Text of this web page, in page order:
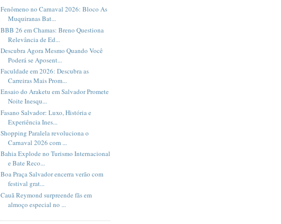
Fenômeno no Carnaval 2026: Bloco As
Muquiranas Bat...
BBB 26 em Chamas: Breno Questiona
Relevância de Ed...
Descubra Agora Mesmo Quando Você
Poderá se Aposent...
Faculdade em 2026: Descubra as
Carreiras Mais Prom...
Ensaio do Araketu em Salvador Promete
Noite Inesqu...
Fasano Salvador: Luxo, História e
Experiência Ines...
Shopping Paralela revoluciona o
Carnaval 2026 com ...
Bahia Explode no Turismo Internacional
e Bate Reco...
Boa Praça Salvador encerra verão com
festival grat...
Cauã Reymond surpreende fãs em
almoço especial no ...